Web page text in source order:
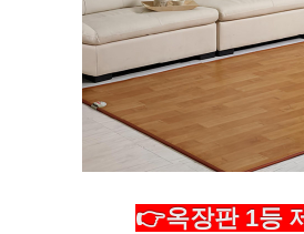
👉옥장판 1등